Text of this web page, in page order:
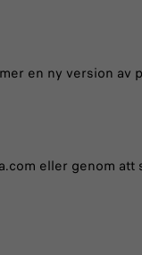
en ny version av
eller genom